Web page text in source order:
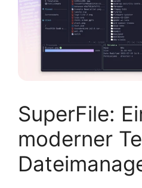
SuperFile:
moderner